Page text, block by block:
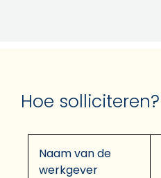
Hoe solliciteren?
Naam van de
werkgever